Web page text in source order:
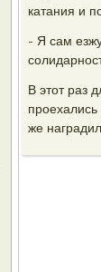
катания и
- Я сам
В этот раз
же